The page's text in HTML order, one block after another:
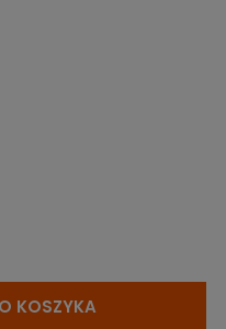
KOSZYKA